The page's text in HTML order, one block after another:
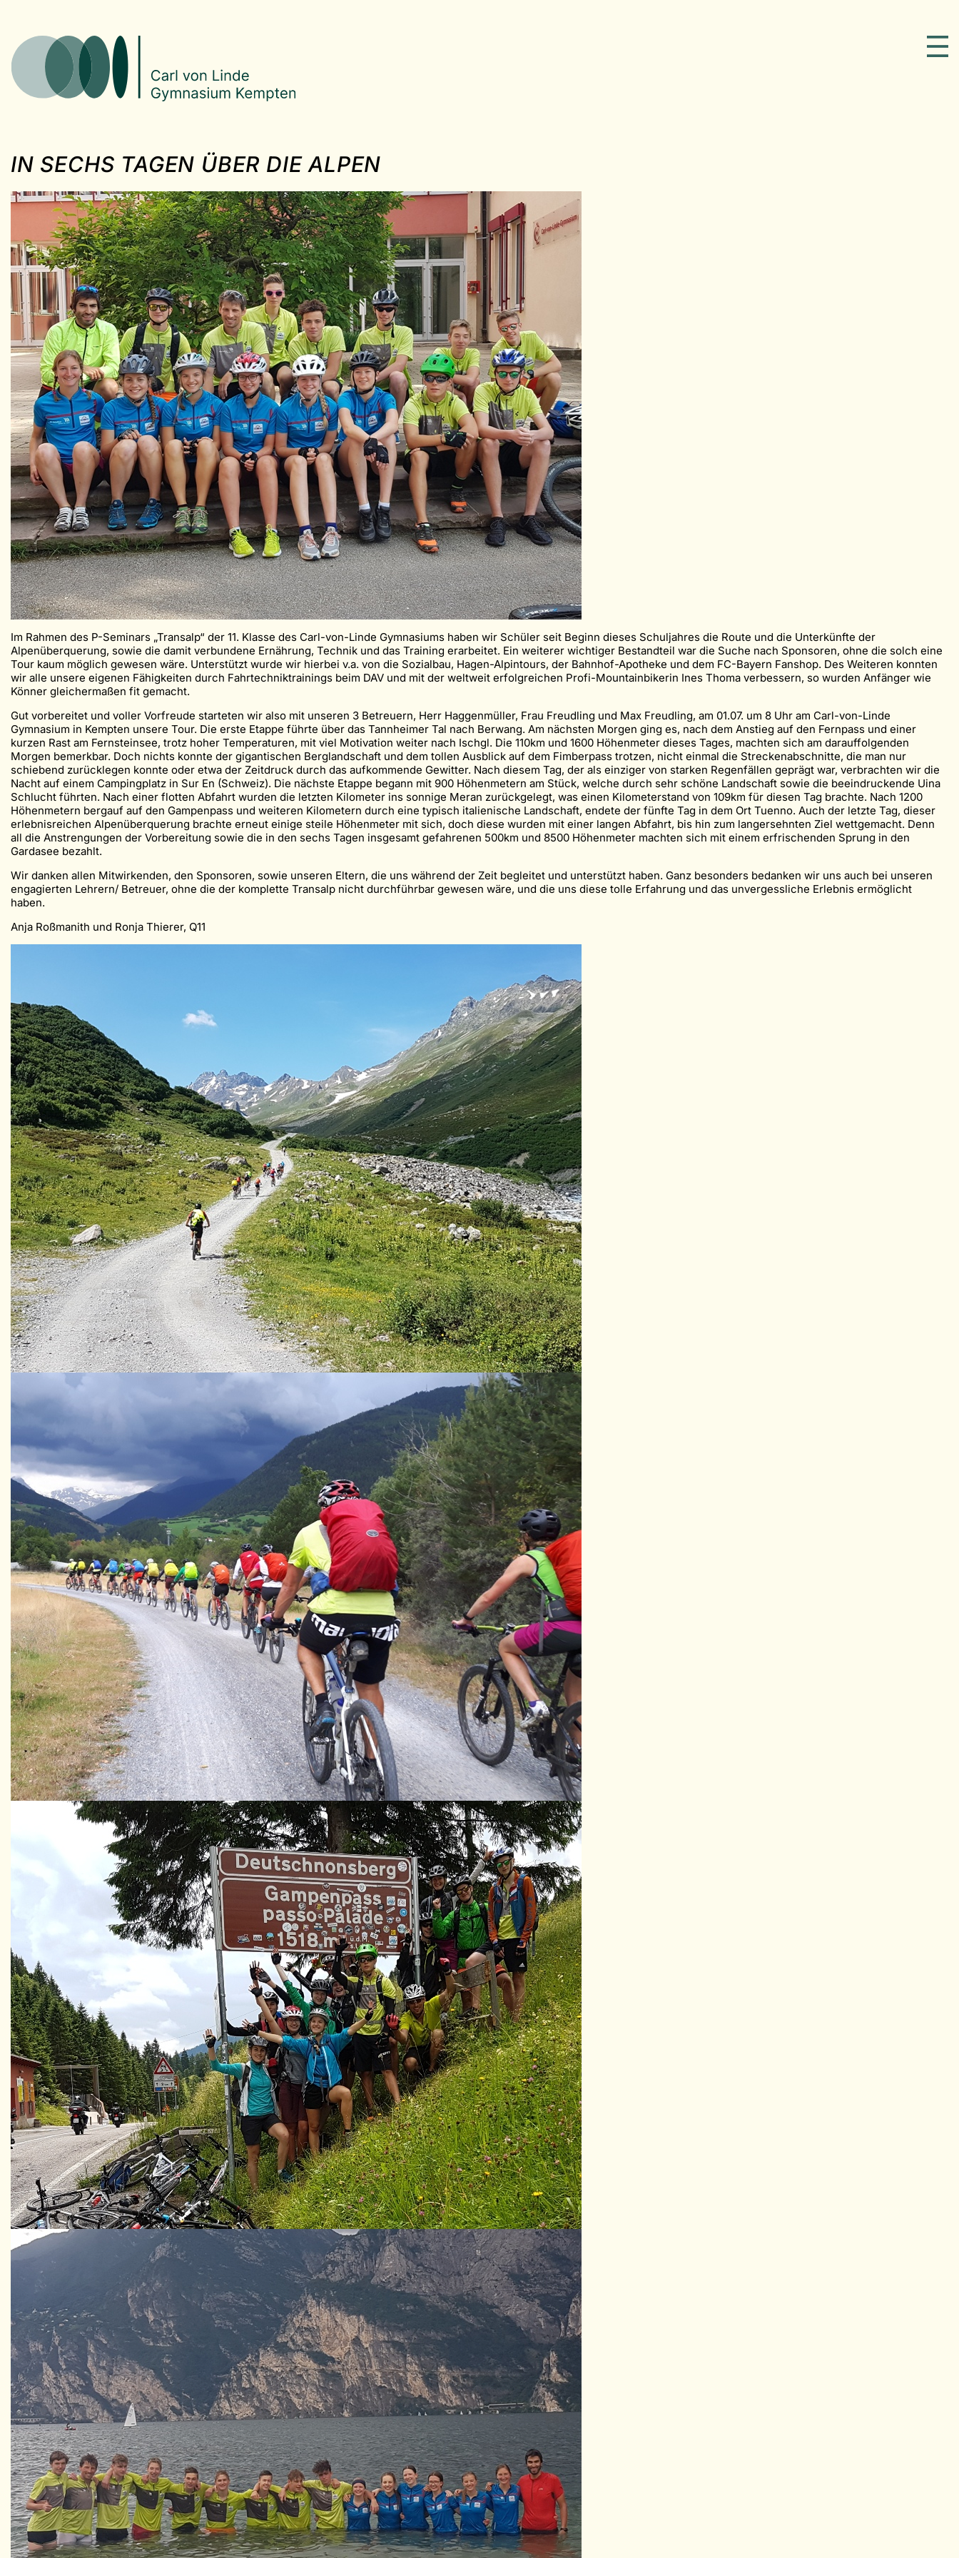
IN SECHS TAGEN ÜBER DIE ALPEN
Im Rahmen des P-Seminars „Transalp“ der 11. Klasse des Carl-von-Linde Gymnasiums haben wir Schüler seit Beginn dieses Schuljahres die Route und die Unterkünfte der
Alpenüberquerung, sowie die damit verbundene Ernährung, Technik und das Training erarbeitet. Ein weiterer wichtiger Bestandteil war die Suche nach Sponsoren, ohne die solch eine
Tour kaum möglich gewesen wäre. Unterstützt wurde wir hierbei v.a. von die Sozialbau, Hagen-Alpintours, der Bahnhof-Apotheke und dem FC-Bayern Fanshop. Des Weiteren konnten
wir alle unsere eigenen Fähigkeiten durch Fahrtechniktrainings beim DAV und mit der weltweit erfolgreichen Profi-Mountainbikerin Ines Thoma verbessern, so wurden Anfänger wie
Könner gleichermaßen fit gemacht.
Gut vorbereitet und voller Vorfreude starteten wir also mit unseren 3 Betreuern, Herr Haggenmüller, Frau Freudling und Max Freudling, am 01.07. um 8 Uhr am Carl-von-Linde
Gymnasium in Kempten unsere Tour. Die erste Etappe führte über das Tannheimer Tal nach Berwang. Am nächsten Morgen ging es, nach dem Anstieg auf den Fernpass und einer
kurzen Rast am Fernsteinsee, trotz hoher Temperaturen, mit viel Motivation weiter nach Ischgl. Die 110km und 1600 Höhenmeter dieses Tages, machten sich am darauffolgenden
Morgen bemerkbar. Doch nichts konnte der gigantischen Berglandschaft und dem tollen Ausblick auf dem Fimberpass trotzen, nicht einmal die Streckenabschnitte, die man nur
schiebend zurücklegen konnte oder etwa der Zeitdruck durch das aufkommende Gewitter. Nach diesem Tag, der als einziger von starken Regenfällen geprägt war, verbrachten wir die
Nacht auf einem Campingplatz in Sur En (Schweiz). Die nächste Etappe begann mit 900 Höhenmetern am Stück, welche durch sehr schöne Landschaft sowie die beeindruckende Uina
Schlucht führten. Nach einer flotten Abfahrt wurden die letzten Kilometer ins sonnige Meran zurückgelegt, was einen Kilometerstand von 109km für diesen Tag brachte. Nach 1200
Höhenmetern bergauf auf den Gampenpass und weiteren Kilometern durch eine typisch italienische Landschaft, endete der fünfte Tag in dem Ort Tuenno. Auch der letzte Tag, dieser
erlebnisreichen Alpenüberquerung brachte erneut einige steile Höhenmeter mit sich, doch diese wurden mit einer langen Abfahrt, bis hin zum langersehnten Ziel wettgemacht. Denn
all die Anstrengungen der Vorbereitung sowie die in den sechs Tagen insgesamt gefahrenen 500km und 8500 Höhenmeter machten sich mit einem erfrischenden Sprung in den
Gardasee bezahlt.
Wir danken allen Mitwirkenden, den Sponsoren, sowie unseren Eltern, die uns während der Zeit begleitet und unterstützt haben. Ganz besonders bedanken wir uns auch bei unseren
engagierten Lehrern/ Betreuer, ohne die der komplette Transalp nicht durchführbar gewesen wäre, und die uns diese tolle Erfahrung und das unvergessliche Erlebnis ermöglicht
haben.
Anja Roßmanith und Ronja Thierer, Q11